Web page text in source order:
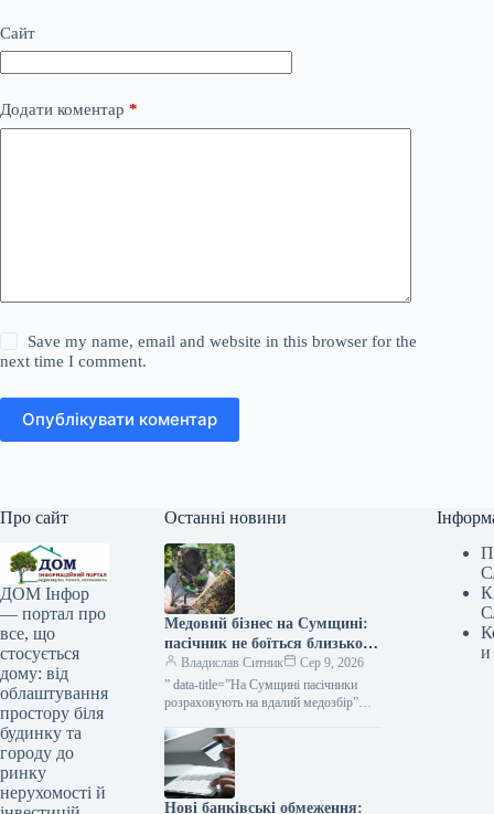
Сайт
Додати коментар *
Save my name, email and website in this browser for the
next time I comment.
Опублікувати коментар
Про сайт
ДОМ Інфор
— портал про
все, що
стосується
дому: від
облаштування
простору біля
будинку та
городу до
ринку
нерухомості й
Останні новини
Медовий бізнес на Сумщині:
пасічник не боїться близькості
до кордону — КУРКУЛЬ
Владислав Ситник
Сер 9, 2026
” data-title=”На Сумщині пасічники
розраховують на вдалий медозбір”
url=”https://kurkul.com/news/41861-na-
sumschini-pasichniki-rozrahovuyut-na-
vdaliy-medozbir”> На
Нові банківські обмеження:
и